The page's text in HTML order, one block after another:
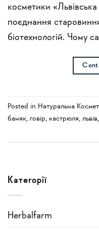
косметики
поєднання
біотехнологій. Чому
Posted in Натуральна
баняк, говір, кастрюля, львів,
Категорії
Herbalfarm